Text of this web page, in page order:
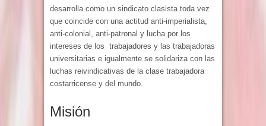
desarrolla como un sindicato clasista toda vez
que coincide con una actitud anti-imperialista,
anti-colonial, anti-patronal y lucha por los
intereses de los trabajadores y las trabajadoras
universitarias e igualmente se solidariza con las
luchas reivindicativas de la clase trabajadora
costarricense y del mundo.
Misión